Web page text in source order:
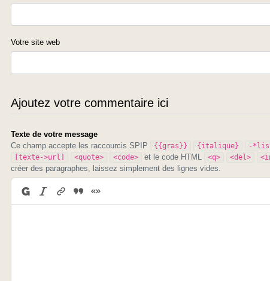
Votre site web
Ajoutez votre commentaire ici
Texte de votre message
Ce champ accepte les raccourcis SPIP
{{gras}} {italique}
-
[texte->url]
<quote> <code> et le code HTML <q> <del>
créer des paragraphes, laissez simplement des lignes vides.